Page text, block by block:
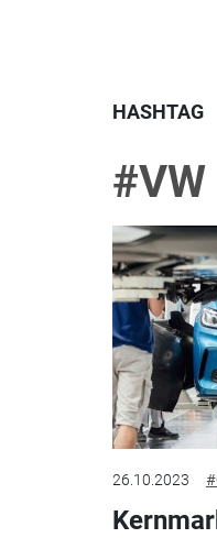
HASHTAG
#VW
26.10.2023